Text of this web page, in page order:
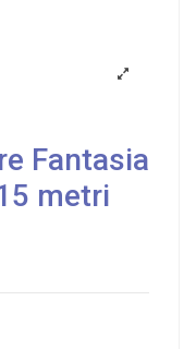
Fantasia
metri